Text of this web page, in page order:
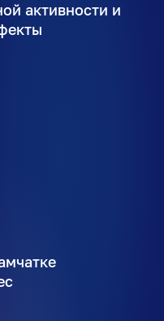
активности и